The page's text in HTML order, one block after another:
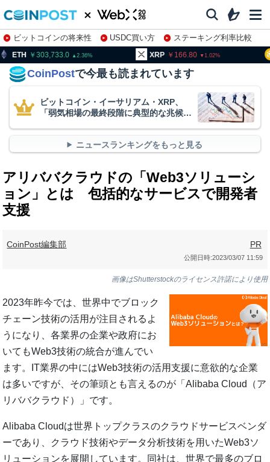
ビットコインの将来性 USDC買い方
ステーキング利率比較
株特集・関連銘柄
2.36 166.80 1.02
CoinPostで今最も読まれています
ビットコイン・イーサリアム・XRP、
「弱気相場の最終段階に典型的な兆候」
ニュースランキングをもっと見る
アリババクラウドの「Web3ソリューシ
ョン」とは 包括的なサービスで開発者
支援
CoinPost編集部 PR
公開日時:2023/03/07 11:59
画像はShutterstockのライセンス許諾により使用
2023年昨今では、世界中でブロック
チェーン技術の活用が注目されるよ
うになり、各業界の企業や政府にお
いてもWeb3技術の統合が進んでい
ます。IT業界の中にはWeb3技術の活用支援に意欲的な企業
は多いですが、その筆頭とも言えるのが「Alibaba Cloud（ア
リババクラウド）」です。
Alibaba Cloudは世界トップクラスのクラウドサービスベンダ
ーであり、クラウド技術やデータ分析技術を用いたWeb3ソ
リューションを展開しています。同社は、世界で最多のブロ